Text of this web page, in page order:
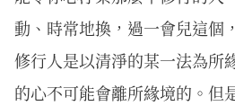
動、時常地換，過一會兒這個
修行人是以清淨的某一法為所
的心不可能會離所緣境的。但